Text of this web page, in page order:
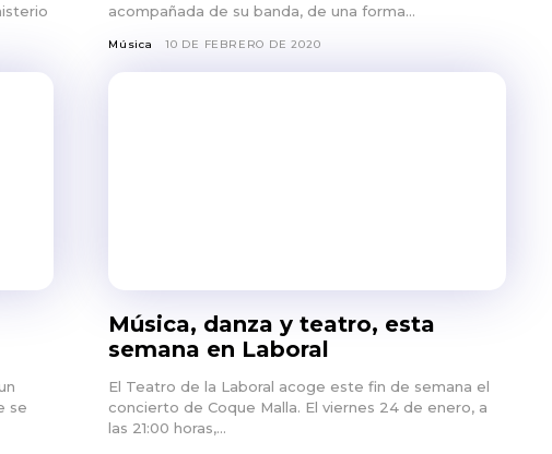
acompañada de su banda, de una forma...
Música 10 DE FEBRERO DE 2020
se
Música, danza y teatro, esta
semana en Laboral
El Teatro de la Laboral acoge este fin de semana el
concierto de Coque Malla. El viernes 24 de enero, a
las 21:00 horas,...